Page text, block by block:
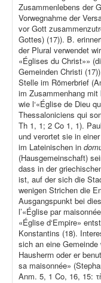
Zusammenlebens der
Vorwegnahme der
vor Gott
Gottes) (17)). B.
der Plural verwendet
«Églises du Christ»»
Gemeinden Christi
Stelle im Römerbrief
im Zusammenhang
wie l‘«Église de Dieu
Thessaloniciens qui
Th 1, 1; 2 Co 1, 1).
und verortet sie in
im Lateinischen in
(Hausgemeinschaft)
dass in der
ist, auf der sich die
wenigen Strichen die
Ausgangspunkt bei
l’«Église par
«Église d‘Empire»
Konstantins (18).
sich an eine
Hausherrn oder er
sa maisonnée»
Anm. 5, 1 Co, 16, 15: